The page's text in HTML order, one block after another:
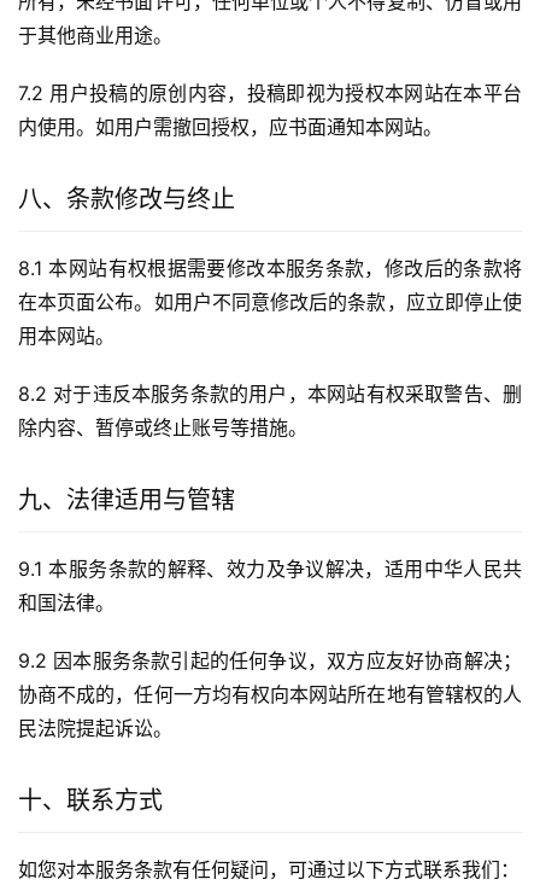
于其他商业用途。
7.2 用户投稿的原创内容，投稿即视为授权本网站在本平台
内使用。如用户需撤回授权，应书面通知本网站。
八、条款修改与终止
8.1 本网站有权根据需要修改本服务条款，修改后的条款将
在本页面公布。如用户不同意修改后的条款，应立即停止使
用本网站。
8.2 对于违反本服务条款的用户，本网站有权采取警告、删
除内容、暂停或终止账号等措施。
九、法律适用与管辖
9.1 本服务条款的解释、效力及争议解决，适用中华人民共
和国法律。
9.2 因本服务条款引起的任何争议，双方应友好协商解决；
协商不成的，任何一方均有权向本网站所在地有管辖权的人
民法院提起诉讼。
十、联系方式
如您对本服务条款有任何疑问，可通过以下方式联系我们：